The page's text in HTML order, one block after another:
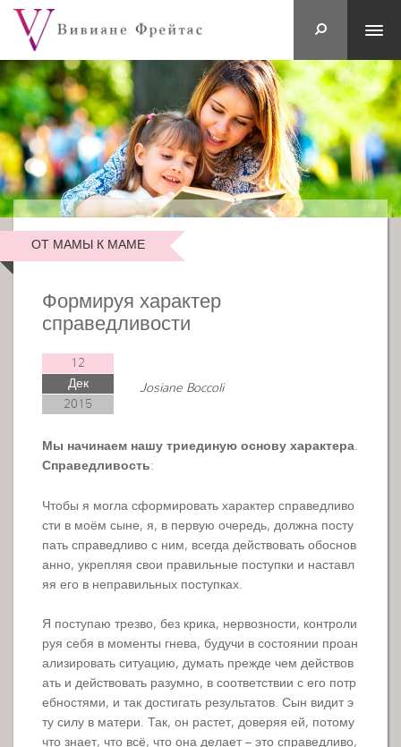
ОТ МАМЫ К МАМЕ
Формируя характер
справедливости
12
Дек
2015
Josiane Boccoli
Мы начинаем нашу триединую основу характера.
Справедливость:
Чтобы я могла сформировать характер справедливо
сти в моём сыне, я, в первую очередь, должна посту
пать справедливо с ним, всегда действовать обоснов
анно, укрепляя свои правильные поступки и наставл
яя его в неправильных поступках.
Я поступаю трезво, без крика, нервозности, контроли
руя себя в моменты гнева, будучи в состоянии проан
ализировать ситуацию, думать прежде чем действов
ать и действовать разумно, в соответствии с его потр
ебностями, и так достигать результатов. Сын видит э
ту силу в матери. Так, он растет, доверяя ей, потому
что знает, что всё, что она делает – это справедливо,